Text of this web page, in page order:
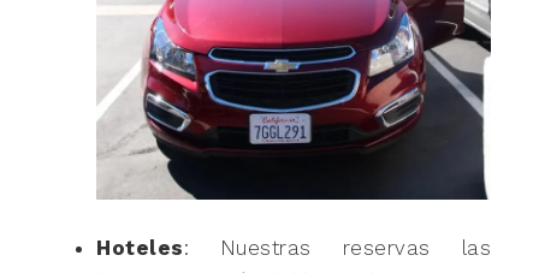
Hoteles: Nuestras reservas las